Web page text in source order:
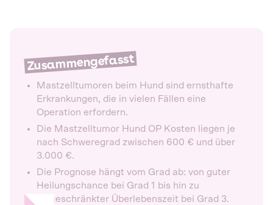
Zusammengefasst
Mastzelltumoren beim Hund sind ernsthafte
Erkrankungen, die in vielen Fällen eine
Operation erfordern.
Die Mastzelltumor Hund OP Kosten liegen je
nach Schweregrad zwischen 600 € und über
3.000 €.
Die Prognose hängt vom Grad ab: von guter
Heilungschance bei Grad 1 bis hin zu
eingeschränkter Überlebenszeit bei Grad 3.